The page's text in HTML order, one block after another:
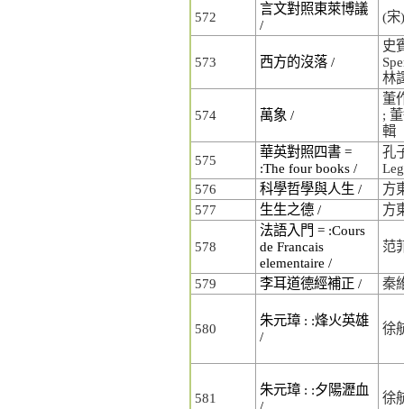
572
言文對照東萊博議
/
(宋
573 西方的沒落 /
史
林
574 萬象 /
董
;
輯
575
華英對照四書 =
:The four books /
孔
576
科學哲學與人生 /
方
577
生生之德 / 方
578
法語入門 = :Cours
de Francais
elementaire /
范
579 李耳道德經補正 / 秦
580
朱元璋 : :烽火英雄
/
徐
581
朱元璋 : :夕陽瀝血
徐